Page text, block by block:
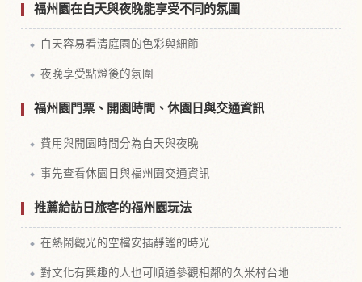
福州園在白天與夜晚能享受不同的氛圍
白天容易看清庭園的色彩與細節
夜晚享受點燈後的氛圍
福州園門票、開園時間、休園日與交通資訊
費用與開園時間分為白天與夜晚
事先查看休園日與福州園交通資訊
推薦給訪日旅客的福州園玩法
在熱鬧觀光的空檔安插靜謐的時光
對文化有興趣的人也可順道參觀相鄰的久米村台地